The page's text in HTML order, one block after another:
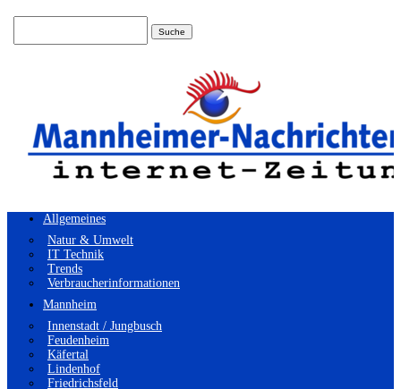
Allgemeines
Natur & Umwelt
IT Technik
Trends
Verbraucherinformationen
Mannheim
Innenstadt / Jungbusch
Feudenheim
Käfertal
Lindenhof
Friedrichsfeld